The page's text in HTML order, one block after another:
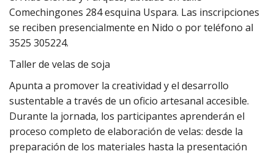
Comechingones 284 esquina Uspara. Las inscripciones
se reciben presencialmente en Nido o por teléfono al
3525 305224.
Taller de velas de soja
Apunta a promover la creatividad y el desarrollo
sustentable a través de un oficio artesanal accesible.
Durante la jornada, los participantes aprenderán el
proceso completo de elaboración de velas: desde la
preparación de los materiales hasta la presentación